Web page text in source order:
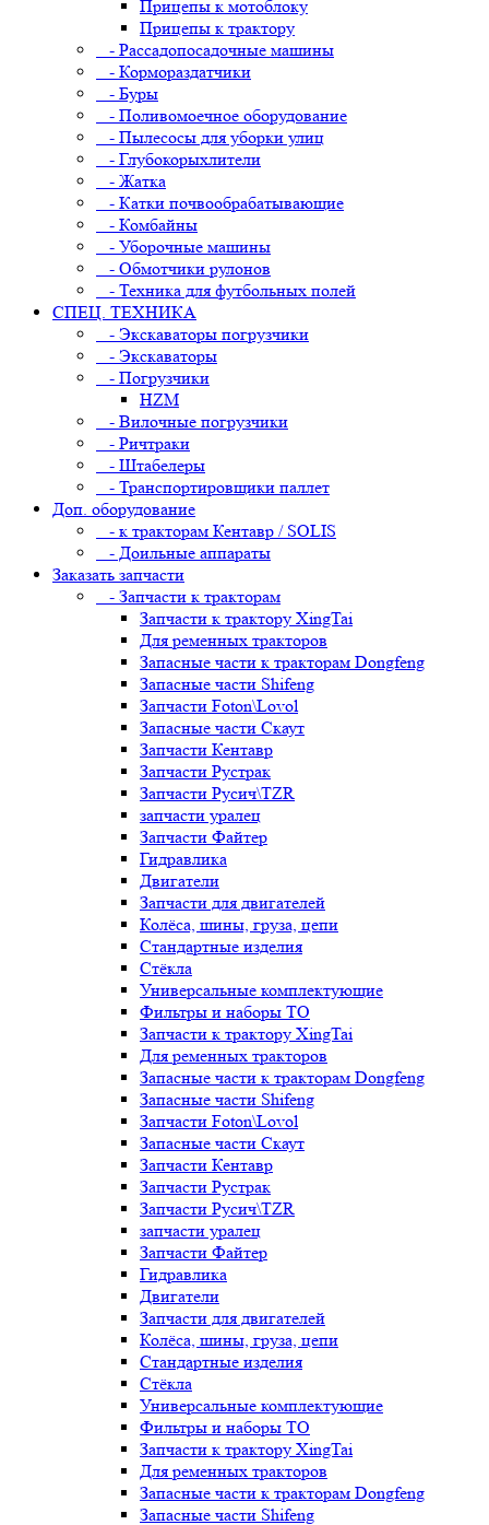
Прицепы к мотоблоку
Прицепы к трактору
- Рассадопосадочные машины
- Кормораздатчики
- Буры
- Поливомоечное оборудование
- Пылесосы для уборки улиц
- Глубокорыхлители
- Жатка
- Катки почвообрабатывающие
- Комбайны
- Уборочные машины
- Обмотчики рулонов
- Техника для футбольных полей
СПЕЦ. ТЕХНИКА
- Экскаваторы погрузчики
- Экскаваторы
- Погрузчики
HZM
- Вилочные погрузчики
- Ричтраки
- Штабелеры
- Транспортировщики паллет
Доп. оборудование
- к тракторам Кентавр / SOLIS
- Доильные аппараты
Заказать запчасти
- Запчасти к тракторам
Запчасти к трактору XingTai
Для ременных тракторов
Запасные части к тракторам Dongfeng
Запасные части Shifeng
Запчасти Foton\Lovol
Запасные части Скаут
Запчасти Кентавр
Запчасти Рустрак
Запчасти Русич\TZR
запчасти уралец
Запчасти Файтер
Гидравлика
Двигатели
Запчасти для двигателей
Колёса, шины, груза, цепи
Стандартные изделия
Стёкла
Универсальные комплектующие
Фильтры и наборы ТО
Запчасти к трактору XingTai
Для ременных тракторов
Запасные части к тракторам Dongfeng
Запасные части Shifeng
Запчасти Foton\Lovol
Запасные части Скаут
Запчасти Кентавр
Запчасти Рустрак
Запчасти Русич\TZR
запчасти уралец
Запчасти Файтер
Гидравлика
Двигатели
Запчасти для двигателей
Колёса, шины, груза, цепи
Стандартные изделия
Стёкла
Универсальные комплектующие
Фильтры и наборы ТО
Запчасти к трактору XingTai
Для ременных тракторов
Запасные части к тракторам Dongfeng
Запасные части Shifeng